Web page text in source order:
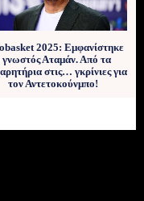
2025: Εμφανίστηκε
γνωστός Αταμάν. Από τα
στις… γκρίνιες για
τον Αντετοκούνμπο!